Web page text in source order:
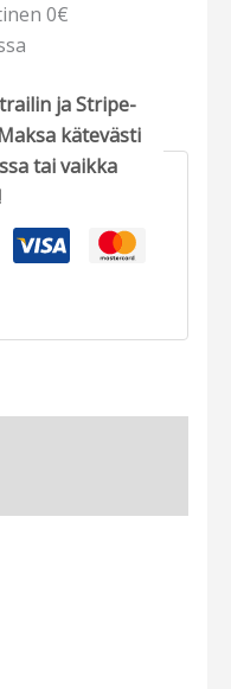
0€
ja Stripe-
kätevästi
tai vaikka